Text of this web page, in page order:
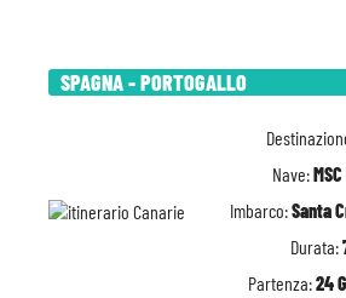
SPAGNA - PORTOGALLO
Nave:
Imbarco:Santa
Durata:
Partenza:24